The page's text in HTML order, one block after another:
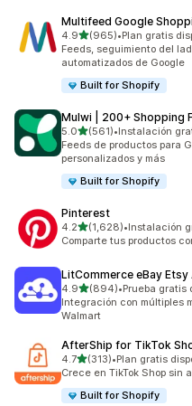
Multifeed Google
4.9de 5 estrellas
(965)
965 reseñas en total
•Plan gratis
Feeds, seguimiento del
automatizados de Google
Built for Shopify
Mulwi | 200+ Shopping
5.0de 5 estrellas
(561)
561 reseñas en total
•Instalación
Feeds de productos para
personalizados y más
Built for Shopify
Pinterest
4.2de 5 estrellas
(1,628)
1628 reseñas en total
•Instalación
Comparte tus productos
LitCommerce eBay Etsy
4.9de 5 estrellas
(894)
894 reseñas en total
•Prueba gratis
Integración con múltiples
Walmart
AfterShip for TikTok
4.7de 5 estrellas
(313)
313 reseñas en total
•Plan gratis
Crece en TikTok Shop sin
Built for Shopify